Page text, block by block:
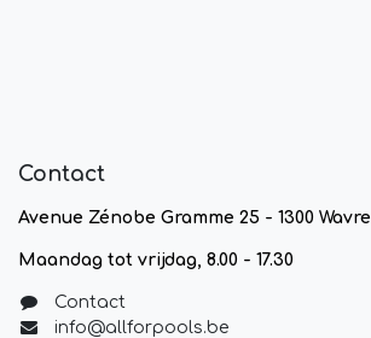
Contact
Avenue Zénobe Gramme 25 - 1300 Wavre
Maandag tot vrijdag, 8.00 - 17.30
Contact
info@allforpools.be